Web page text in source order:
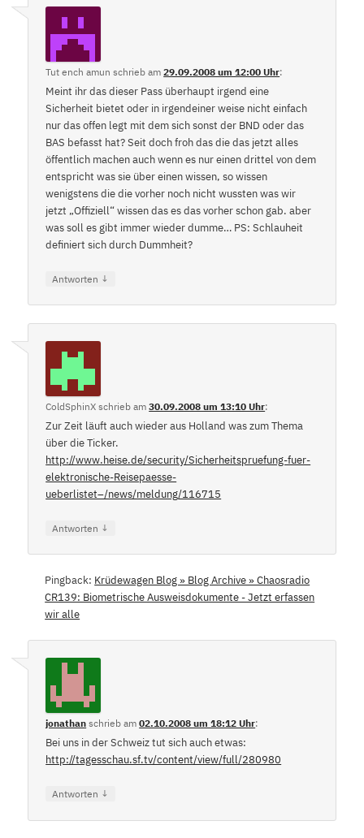
Tut ench amun schrieb am29.09.2008 um 12:00 Uhr:
Meint ihr das dieser Pass überhaupt irgend eine
Sicherheit bietet oder in irgendeiner weise nicht einfach
nur das offen legt mit dem sich sonst der BND oder das
BAS befasst hat? Seit doch froh das die das jetzt alles
öffentlich machen auch wenn es nur einen drittel von dem
entspricht was sie über einen wissen, so wissen
wenigstens die die vorher noch nicht wussten was wir
jetzt „Offiziell“ wissen das es das vorher schon gab. aber
was soll es gibt immer wieder dumme… PS: Schlauheit
definiert sich durch Dummheit?
Antworten ↓
ColdSphinX schrieb am30.09.2008 um 13:10 Uhr:
Zur Zeit läuft auch wieder aus Holland was zum Thema
über die Ticker.
http://www.heise.de/security/Sicherheitspruefung-fuer-
elektronische-Reisepaesse-
ueberlistet–/news/meldung/116715
Antworten ↓
Pingback: Krüdewagen Blog » Blog Archive » Chaosradio
CR139: Biometrische Ausweisdokumente - Jetzt erfassen
wir alle
jonathan schrieb am02.10.2008 um 18:12 Uhr:
Bei uns in der Schweiz tut sich auch etwas:
http://tagesschau.sf.tv/content/view/full/280980
Antworten ↓